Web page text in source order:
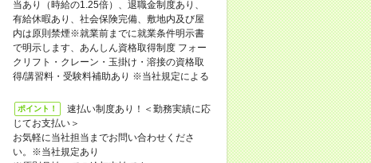
当あり（時給の1.25倍）、退職金制度あり、
有給休暇あり、社会保険完備、敷地内及び屋
内は原則禁煙※就業前までに就業条件明示書
で明示します、あんしん資格取得制度 フォー
クリフト・クレーン・玉掛け・溶接の資格取
得/講習料・受験料補助あり ※当社規定による
ポイント！
速払い制度あり！＜勤務実績に応
じてお支払い＞
お気軽に当社担当までお問い合わせくださ
い。※当社規定あり